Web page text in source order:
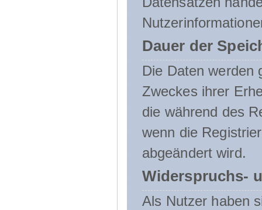
Dauer der
Die Daten werden
Zweckes ihrer
die während des
wenn die
abgeändert wird.
Widerspruchs-
Als Nutzer haben